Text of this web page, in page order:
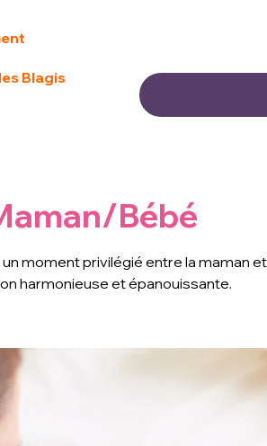
Blagis
Bébé
moment privilégié entre la maman et
harmonieuse et épanouissante.